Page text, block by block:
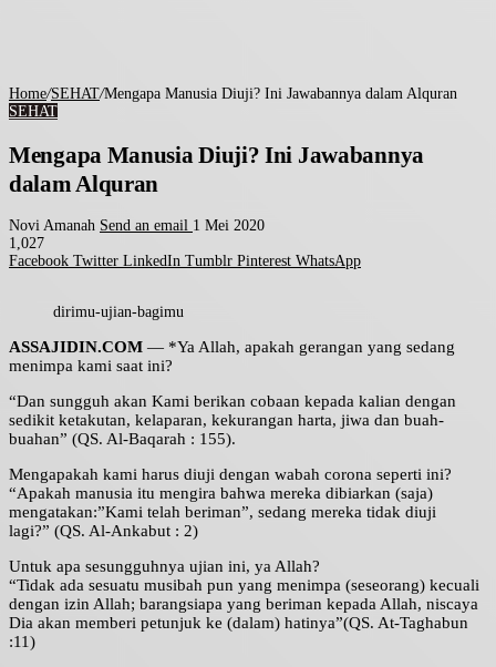
Home/SEHAT/Mengapa Manusia Diuji? Ini Jawabannya dalam Alquran
SEHAT
Mengapa Manusia Diuji? Ini Jawabannya
dalam Alquran
Novi Amanah Send an email 1 Mei 2020
1,027
Facebook Twitter LinkedIn Tumblr Pinterest WhatsApp
dirimu-ujian-bagimu
ASSAJIDIN.COM — *Ya Allah, apakah gerangan yang sedang
menimpa kami saat ini?
“Dan sungguh akan Kami berikan cobaan kepada kalian dengan
sedikit ketakutan, kelaparan, kekurangan harta, jiwa dan buah-
buahan” (QS. Al-Baqarah : 155).
Mengapakah kami harus diuji dengan wabah corona seperti ini?
“Apakah manusia itu mengira bahwa mereka dibiarkan (saja)
mengatakan:”Kami telah beriman”, sedang mereka tidak diuji
lagi?” (QS. Al-Ankabut : 2)
Untuk apa sesungguhnya ujian ini, ya Allah?
“Tidak ada sesuatu musibah pun yang menimpa (seseorang) kecuali
dengan izin Allah; barangsiapa yang beriman kepada Allah, niscaya
Dia akan memberi petunjuk ke (dalam) hatinya”(QS. At-Taghabun
:11)